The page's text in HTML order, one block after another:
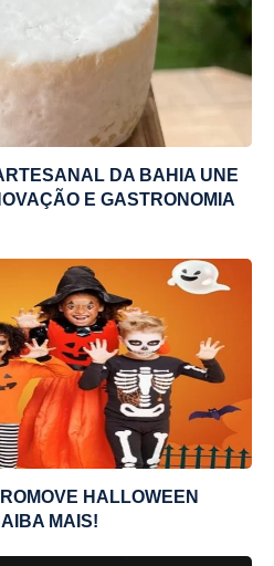
DA BAHIA UNE
E GASTRONOMIA
HALLOWEEN
MAIS!